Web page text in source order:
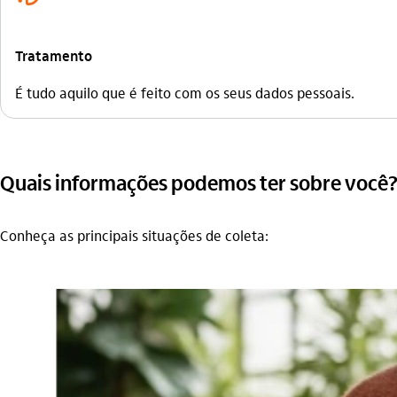
Tratamento
É tudo aquilo que é feito com os seus dados pessoais.
Quais informações podemos ter sobre você?
Conheça as principais situações de coleta: